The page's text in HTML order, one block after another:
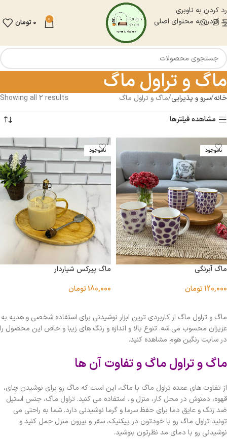
رد کردن به ناوبری
رد کردن به محتوای اصلی
0
0 تومان
ماگ و تراول ماگ
خانه سرو و پذيرايى ماگ و تراول ماگ
Showing all 2 results
مشاهده فیلترها
ناموجود
ماگ آبرنگى
120,000تومان
ناموجود
ماگ پیرکس شیاردار
180,000تومان
ماگ و تراول ماگ از کاربردی ترین ابزار نوشیدنی برای استفاده شخصی و هدیه به
عزیزان محسوب می شه. تنوع بالا و اندازه و رنگ های زیبا و خاص این محصول را
در سایت رنگین هوم مشاهده کنید.
ماگ و تراول ماگ و تفاوت آن ها
از تفاوت های عمده تراول ماگ با ماگ، این است که ماگ رو برای نوشیدن چای،
قهوه، دمنوش در محل کار، منزل و.. استفاده می کنید. تراول ماگ، جنس استیل
ضد زنگ و عایق دما برای حفظ سرما و گرما نوشیدنی دارد. شما به راحتی می
تونید تراول ماگ رو با خودتون در پیکنیک، سفر و بیرون منزل حمل کنید و
نوشیدنی رو با دمای مد نظرتون بنوشید.